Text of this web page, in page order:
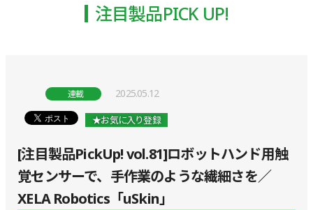
注目製品PICK UP!
連載 2025.05.12
★お気に入り登録
[注目製品PickUp! vol.81]ロボットハンド用触
覚センサーで、手作業のような繊細さを／
XELA Robotics「uSkin」